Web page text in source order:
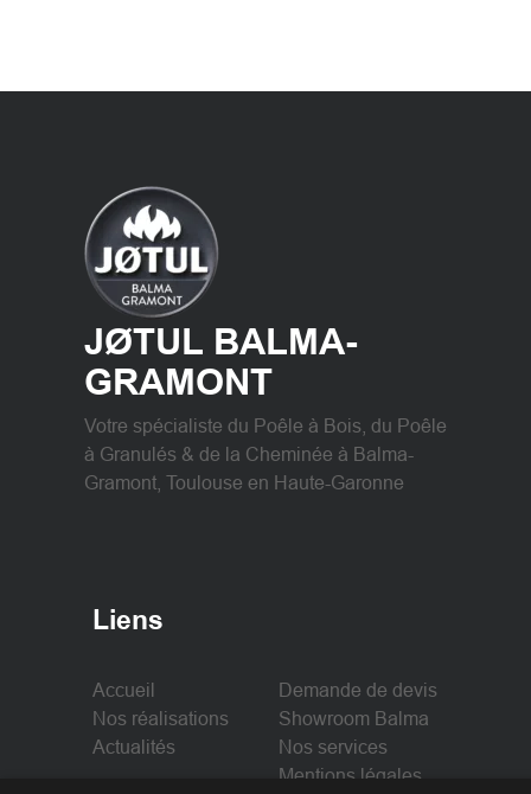
JØTUL BALMA-
GRAMONT
Votre spécialiste du Poêle à Bois, du Poêle
à Granulés & de la Cheminée à Balma-
Gramont, Toulouse en Haute-Garonne
Liens
Accueil
Nos réalisations
Actualités
Demande de devis
Showroom Balma
Nos services
Mentions légales